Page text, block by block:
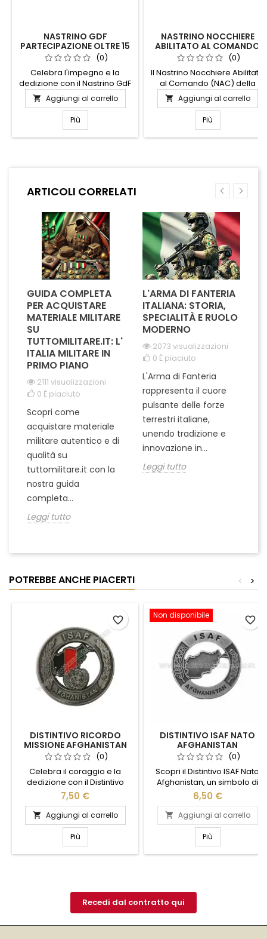
NASTRINO GDF
PARTECIPAZIONE OLTRE 15
EVENTI DI PARTICOLARE
RILEVANZA
(0)
Celebra l'impegno e la
dedizione con il Nastrino GdF
per la Partecipazione a Oltre
15 Eventi di Particolare
Rilevanza. Questo distintivo
esclusivo rappresenta un
simbolo di riconoscimento
Realizzato con materiali di
progettato per...
 Aggiungi al carrello
Più
NASTRINO NOCCHIERE
ABILITATO AL COMANDO
(NAC) GDF(0)
Il Nastrino Nocchiere Abilitato
al Comando (NAC) della
Guardia di Finanza è un
simbolo di prestigio e
competenza. Realizzato con
materiali di alta qualità,
questo nastrino rappresenta
altamente qualificati, pronti a
 Aggiungi al carrello
Più
ARTICOLI CORRELATI
GUIDA COMPLETA
PER ACQUISTARE
MATERIALE MILITARE
SU
TUTTOMILITARE.IT: L'
ITALIA MILITARE IN
PRIMO PIANO
2111 visualizzazioni
0 È piaciuto
Scopri come
acquistare materiale
militare autentico e di
qualità su
tuttomilitare.it con la
nostra guida
completa...
Leggi tutto
L'ARMA DI FANTERIA
ITALIANA: STORIA,
SPECIALITÀ E RUOLO
MODERNO
2073 visualizzazioni
0 È piaciuto
L'Arma di Fanteria
rappresenta il cuore
pulsante delle forze
terrestri italiane,
unendo tradizione e
innovazione in...
Leggi tutto
POTREBBE ANCHE PIACERTI >
<
DISTINTIVO RICORDO
MISSIONE AFGHANISTAN
CARABINIERI(0)
Celebra il coraggio e la
dedizione con il Distintivo
Ricordo Missione Afghanistan
Carabinieri. Questo distintivo
esclusivo è un omaggio ai
valorosi carabinieri che
hanno servito in Afghanistan,
simbolo di onore e sacrificio.
Realizzato con materiali di
l'essenza della missione.
Perfetto per...
7,50 €
 Aggiungi al carrello
Più
favorite_border Non disponibile
DISTINTIVO ISAF NATO
AFGHANISTAN
(0)
Scopri il Distintivo ISAF Nato
Afghanistan, un simbolo di
coraggio e dedizione.
Realizzato con materiali di
alta qualità, questo distintivo
rappresenta l'impegno delle
forze internazionali in una
delle missioni più significative
del nostro tempo. Con il suo
collezionisti e appassionati di
storia militare....
6,50 €
 Aggiungi al carrello
Più
favorite_border
Recedi dal contratto qui